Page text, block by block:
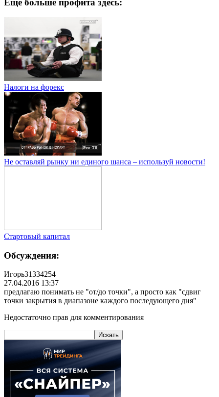
Еще больше профита здесь:
Налоги на форекс
Не оставляй рынку ни единого шанса – используй новости!
Стартовый капитал
Обсуждения:
Игорь31334254
27.04.2016 13:37
предлагаю понимать не "от/до точки", а просто как "сдвиг
точки закрытия в диапазоне каждого последующего дня"
Недостаточно прав для комментирования